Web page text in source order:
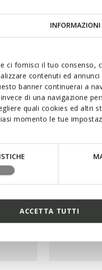
INFORMAZIONI
ci fornisci il tuo consenso,
contenuti ed annunci
banner continuerai a
di una navigazione
quali cookies ed altri
momento le tue
ACCETTA TUTTI